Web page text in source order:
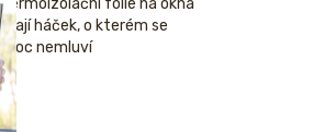
mají háček, o kterém se
moc nemluví